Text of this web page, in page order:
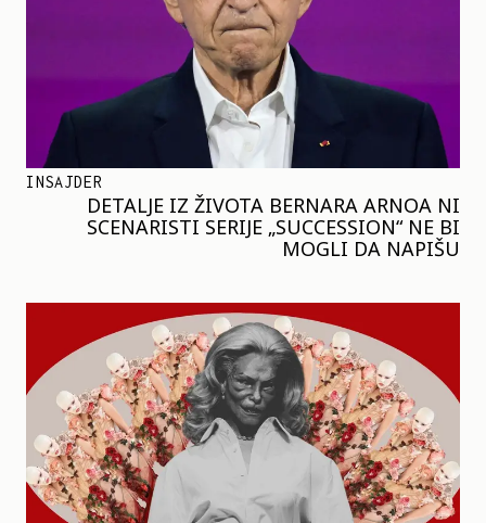
INSAJDER
DETALJE IZ ŽIVOTA BERNARA ARNOA NI
SCENARISTI SERIJE „SUCCESSION“ NE BI
MOGLI DA NAPIŠU